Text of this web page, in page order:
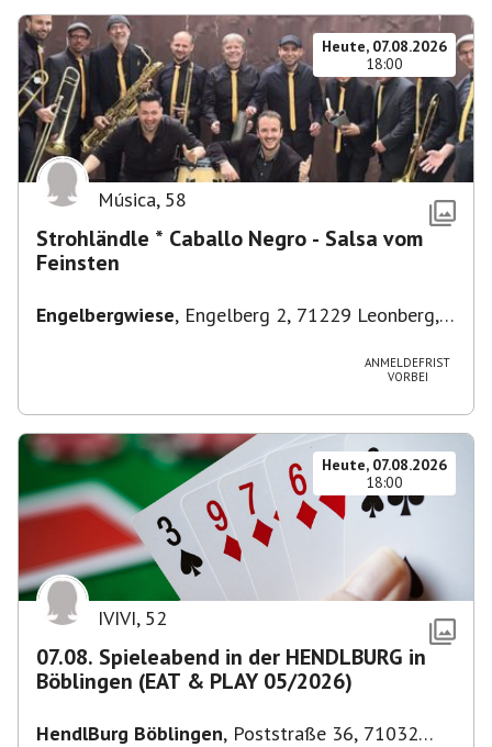
Heute, 07.08.2026
18:00
Música, 58
Strohländle * Caballo Negro - Salsa vom
Feinsten
Engelbergwiese, Engelberg 2, 71229 Leonberg,
ANMELDEFRIST
VORBEI
Heute, 07.08.2026
18:00
IVIVI, 52
07.08. Spieleabend in der HENDLBURG in
Böblingen (EAT & PLAY 05/2026)
HendlBurg Böblingen, Poststraße 36, 71032